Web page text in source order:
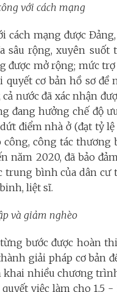
với cách mạng
cách mạng được
sâu rộng, xuyên suốt
mở rộng; mức
quyết cơ bản hồ sơ
nước đã xác nhận
đang hưởng chế độ
điểm nhà ở (đạt tỷ lệ
công tác thương
năm 2020, đã bảo
trung bình của dân cư
liệt sĩ.
và giảm nghèo
bước được hoàn
giải pháp cơ bản
nhiều chương
việc làm cho